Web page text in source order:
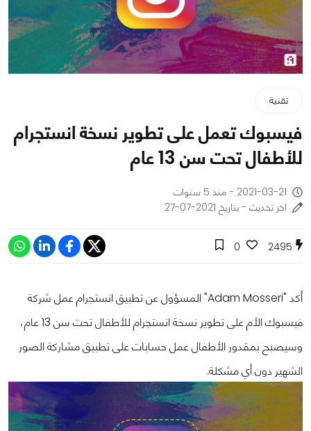
تقنية
فيسبوك تعمل على تطوير نسخة انستجرام
للأطفال تحت سن 13 عام
2021-03-21 - منذ 5 سنوات
اخر تحديث - بتاريخ 2021-07-27
2495
0
أكد "Adam Mosseri" المسؤول عن تطبيق انستجرام عمل شركة
فيسبوك الأم على تطوير نسخة انستجرام للأطفال تحت سن 13 عام،
وسيصبح بمقدور الأطفال عمل حسابات على تطبيق مشاركة الصور
الشهير دون أي مشكلة.